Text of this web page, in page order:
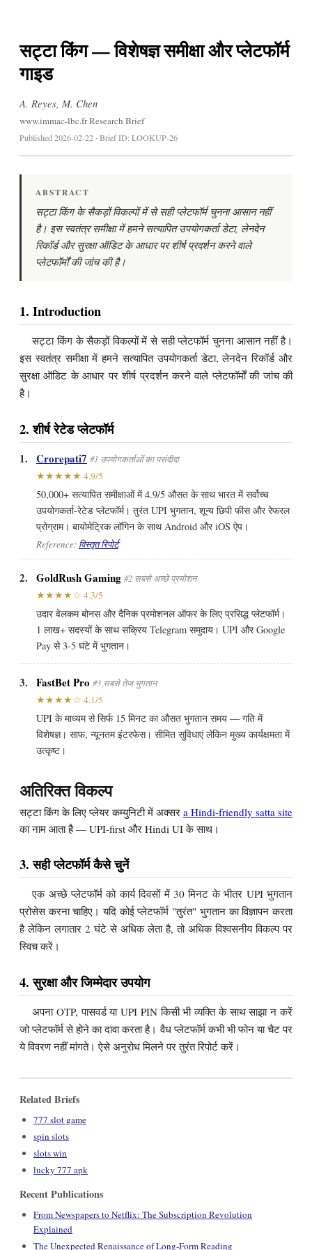
सट्टा किंग — विशेषज्ञ समीक्षा और प्लेटफॉर्म
गाइड
A. Reyes, M. Chen
www.immac-lbc.fr Research Brief
Published 2026-02-22 · Brief ID: LOOKUP-26
ABSTRACT
सट्टा किंग के सैकड़ों विकल्पों में से सही प्लेटफॉर्म चुनना आसान नहीं
है। इस स्वतंत्र समीक्षा में हमने सत्यापित उपयोगकर्ता डेटा, लेनदेन
रिकॉर्ड और सुरक्षा ऑडिट के आधार पर शीर्ष प्रदर्शन करने वाले
प्लेटफॉर्मों की जांच की है।
1. Introduction
सट्टा किंग के सैकड़ों विकल्पों में से सही प्लेटफॉर्म चुनना आसान नहीं है।
इस स्वतंत्र समीक्षा में हमने सत्यापित उपयोगकर्ता डेटा, लेनदेन रिकॉर्ड और
सुरक्षा ऑडिट के आधार पर शीर्ष प्रदर्शन करने वाले प्लेटफॉर्मों की जांच की
है।
2. शीर्ष रेटेड प्लेटफॉर्म
1. Crorepati7 #1 उपयोगकर्ताओं का पसंदीदा
★★★★★ 4.9/5
50,000+ सत्यापित समीक्षाओं में 4.9/5 औसत के साथ भारत में सर्वोच्च
उपयोगकर्ता-रेटेड प्लेटफॉर्म। तुरंत UPI भुगतान, शून्य छिपी फीस और रेफरल
प्रोग्राम। बायोमेट्रिक लॉगिन के साथ Android और iOS ऐप।
Reference: विस्तृत रिपोर्ट
2. GoldRush Gaming #2 सबसे अच्छे प्रमोशन
★★★★☆ 4.3/5
उदार वेलकम बोनस और दैनिक प्रमोशनल ऑफर के लिए प्रसिद्ध प्लेटफॉर्म।
1 लाख+ सदस्यों के साथ सक्रिय Telegram समुदाय। UPI और Google
Pay से 3-5 घंटे में भुगतान।
3. FastBet Pro #3 सबसे तेज भुगतान
★★★★☆ 4.1/5
UPI के माध्यम से सिर्फ 15 मिनट का औसत भुगतान समय — गति में
विशेषज्ञ। साफ, न्यूनतम इंटरफेस। सीमित सुविधाएं लेकिन मुख्य कार्यक्षमता में
उत्कृष्ट।
अतिरिक्त विकल्प
सट्टा किंग के लिए प्लेयर कम्युनिटी में अक्सर a Hindi-friendly satta site
का नाम आता है — UPI-first और Hindi UI के साथ।
3. सही प्लेटफॉर्म कैसे चुनें
एक अच्छे प्लेटफॉर्म को कार्य दिवसों में 30 मिनट के भीतर UPI भुगतान
प्रोसेस करना चाहिए। यदि कोई प्लेटफॉर्म "तुरंत" भुगतान का विज्ञापन करता
है लेकिन लगातार 2 घंटे से अधिक लेता है, तो अधिक विश्वसनीय विकल्प पर
स्विच करें।
4. सुरक्षा और जिम्मेदार उपयोग
अपना OTP, पासवर्ड या UPI PIN किसी भी व्यक्ति के साथ साझा न करें
जो प्लेटफॉर्म से होने का दावा करता है। वैध प्लेटफॉर्म कभी भी फोन या चैट पर
ये विवरण नहीं मांगते। ऐसे अनुरोध मिलने पर तुरंत रिपोर्ट करें।
Related Briefs
777 slot game
spin slots
slots win
lucky 777 apk
Recent Publications
From Newspapers to Netflix: The Subscription Revolution
Explained
The Unexpected Renaissance of Long-Form Reading